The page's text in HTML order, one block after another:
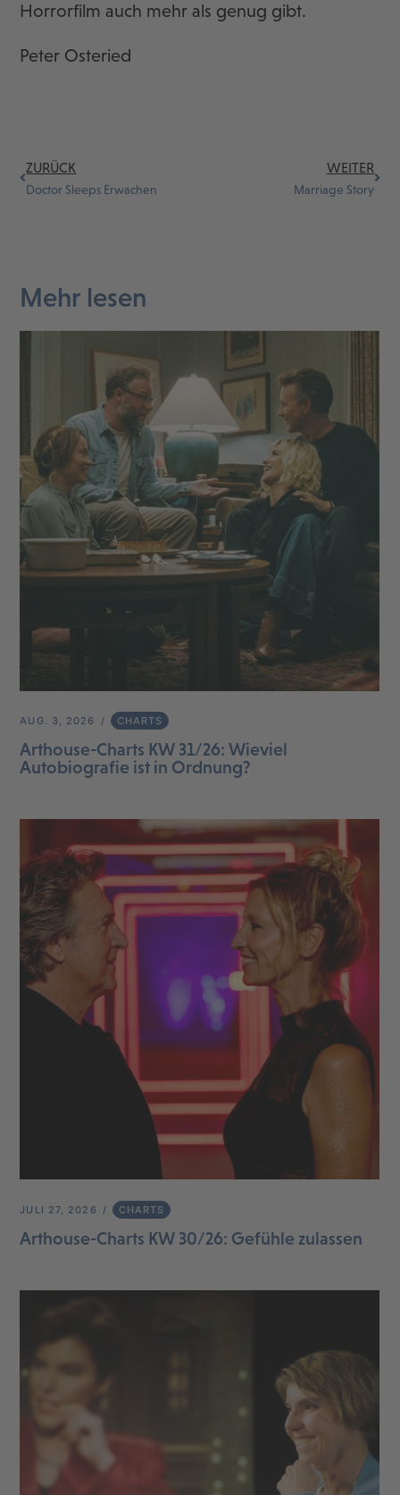
Horrorfilm auch mehr als genug gibt.
Peter Osteried
ZURÜCK
Doctor Sleeps Erwachen
WEITER
Marriage Story
Mehr lesen
AUG. 3, 2026 CHARTS
Arthouse-Charts KW 31/26: Wieviel
Autobiografie ist in Ordnung?
JULI 27, 2026 CHARTS
Arthouse-Charts KW 30/26: Gefühle zulassen